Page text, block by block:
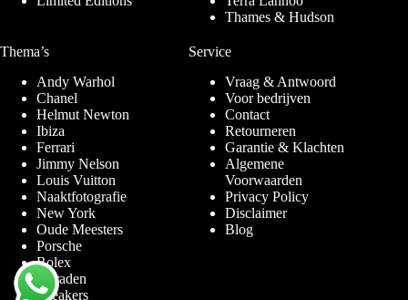
Thames & Hudson
Thema’s
Andy Warhol
Chanel
Helmut Newton
Ibiza
Ferrari
Jimmy Nelson
Louis Vuitton
Naaktfotografie
New York
Oude Meesters
Porsche
Rolex
Sieraden
Sneakers
Service
Vraag & Antwoord
Voor bedrijven
Contact
Retourneren
Garantie & Klachten
Algemene
Voorwaarden
Privacy Policy
Disclaimer
Blog